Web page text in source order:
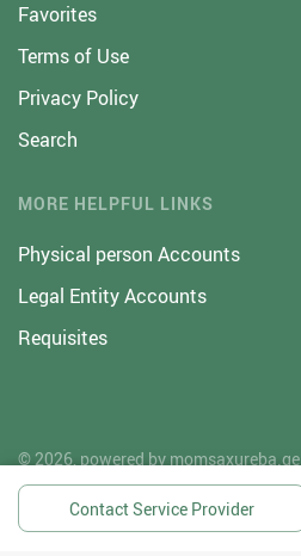
Favorites
Terms of Use
Privacy Policy
Search
MORE HELPFUL LINKS
Physical person Accounts
Legal Entity Accounts
Requisites
© 2026, powered by momsaxureba.ge